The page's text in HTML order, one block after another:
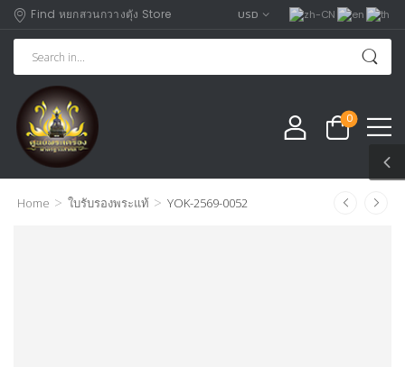
Find หยกสวนกวางตุัง Store USD
0
Home > ใบรับรองพระแท้ > YOK-2569-0052